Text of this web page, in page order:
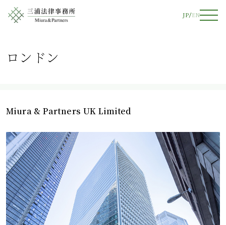
JP EN
ロンドン
Miura & Partners UK Limited